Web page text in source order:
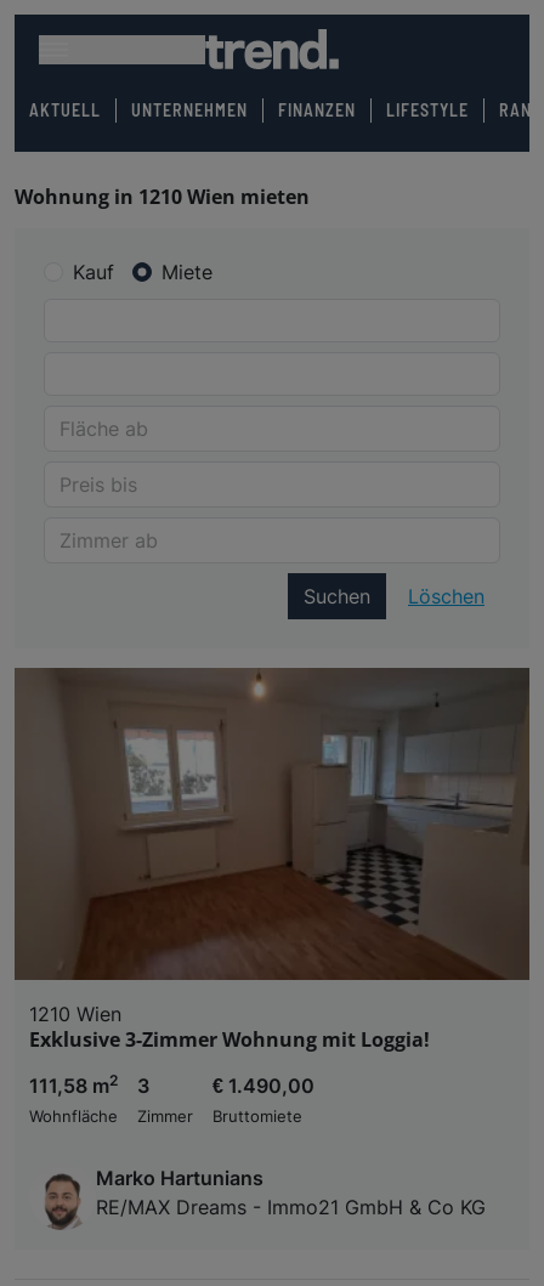
AKTUELL UNTERNEHMEN FINANZEN LIFESTYLE
Wohnung in 1210 Wien mieten
Kauf Miete
Suchen Löschen
1210 Wien
Exklusive 3-Zimmer Wohnung mit Loggia!
111,58 m2
Wohnfläche
3
Zimmer
€ 1.490,00
Bruttomiete
Marko Hartunians
RE/MAX Dreams - Immo21 GmbH & Co KG